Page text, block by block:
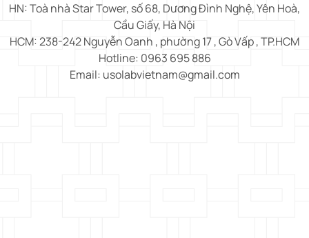
HN: Toà nhà Star Tower, số 68, Dương Đình Nghệ, Yên Hoà,
Cầu Giấy, Hà Nội
HCM: 238-242 Nguyễn Oanh , phường 17 , Gò Vấp , TP.HCM
Hotline: 0963 695 886
Email: usolabvietnam@gmail.com